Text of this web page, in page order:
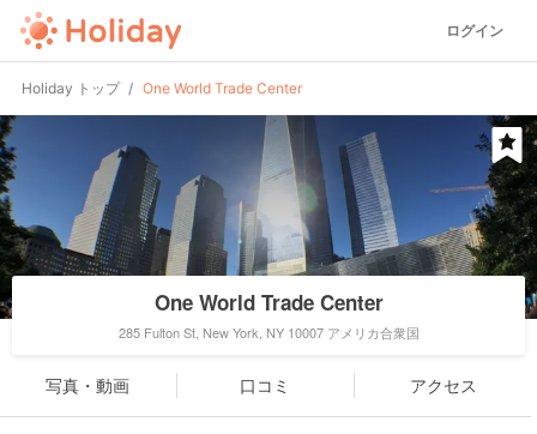
ログイン
Holiday トップ One World Trade Center
One World Trade Center
285 Fulton St, New York, NY 10007 アメリカ合衆国
写真・動画 口コミ アクセス